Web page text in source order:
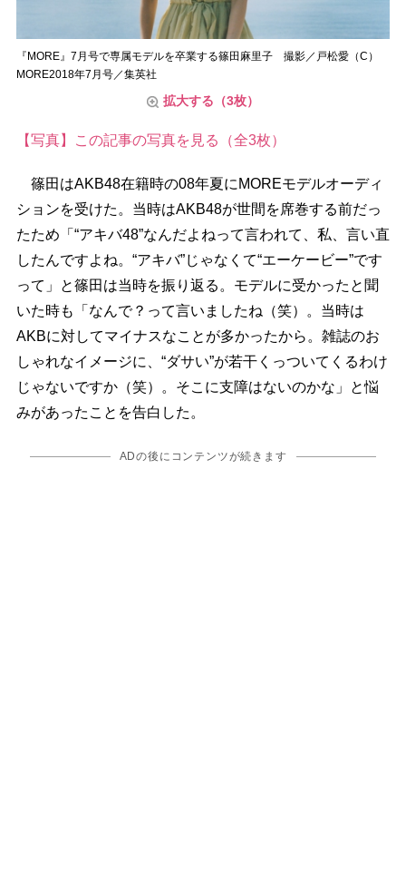
『MORE』7月号で専属モデルを卒業する篠田麻里子 撮影／戸松愛（C）
MORE2018年7月号／集英社
拡大する（3枚）
【写真】この記事の写真を見る（全3枚）
篠田はAKB48在籍時の08年夏にMOREモデルオーディ
ションを受けた。当時はAKB48が世間を席巻する前だっ
たため「“アキバ48”なんだよねって言われて、私、言い直
したんですよね。“アキバ”じゃなくて“エーケービー”です
って」と篠田は当時を振り返る。モデルに受かったと聞
いた時も「なんで？って言いましたね（笑）。当時は
AKBに対してマイナスなことが多かったから。雑誌のお
しゃれなイメージに、“ダサい”が若干くっついてくるわけ
じゃないですか（笑）。そこに支障はないのかな」と悩
みがあったことを告白した。
ADの後にコンテンツが続きます